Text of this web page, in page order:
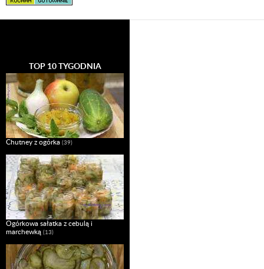
TOP 10 TYGODNIA
Chutney z ogórka (39)
Ogórkowa sałatka z cebulą i
marchewką (13)